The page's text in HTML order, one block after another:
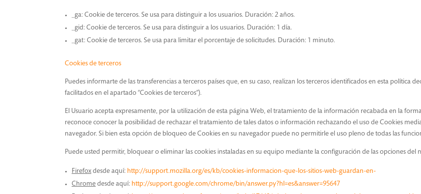
_ga: Cookie de terceros. Se usa para distinguir a los usuarios. Duración: 2 años.
_gid: Cookie de terceros. Se usa para distinguir a los usuarios. Duración: 1 día.
_gat: Cookie de terceros. Se usa para limitar el porcentaje de solicitudes. Duración: 1 minuto.
Cookies de terceros
Puedes informarte de las transferencias a terceros países que, en su caso, realizan los terceros identificados en esta política
facilitados en el apartado “Cookies de terceros”).
El Usuario acepta expresamente, por la utilización de esta página Web, el tratamiento de la información recabada en la
reconoce conocer la posibilidad de rechazar el tratamiento de tales datos o información rechazando el uso de Cookies
navegador. Si bien esta opción de bloqueo de Cookies en su navegador puede no permitirle el uso pleno de todas las
Puede usted permitir, bloquear o eliminar las cookies instaladas en su equipo mediante la configuración de las opciones del
Firefox desde aquí: http://support.mozilla.org/es/kb/cookies-informacion-que-los-sitios-web-guardan-en-
Chrome desde aquí: http://support.google.com/chrome/bin/answer.py?hl=es&answer=95647